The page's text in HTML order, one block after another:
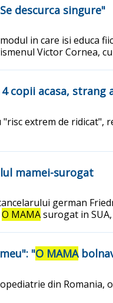
descurca singure"
in care isi educa
Victor Cornea,
acasa, strang
extrem de
mamei-surogat
german
O MAMAsurogat in
"O MAMA
din